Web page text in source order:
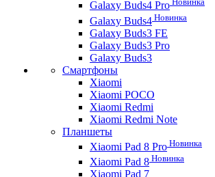
Galaxy Buds4 Pro
Galaxy Buds4 Новинка
Galaxy Buds3 FE
Galaxy Buds3 Pro
Galaxy Buds3
Смартфоны
Xiaomi
Xiaomi POCO
Xiaomi Redmi
Xiaomi Redmi Note
Планшеты
Xiaomi Pad 8 Pro Новинка
Xiaomi Pad 8 Новинка
Xiaomi Pad 7